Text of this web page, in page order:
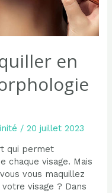
en
/20 juillet 2023
qui permet
chaque visage. Mais
vous maquillez
visage ? Dans